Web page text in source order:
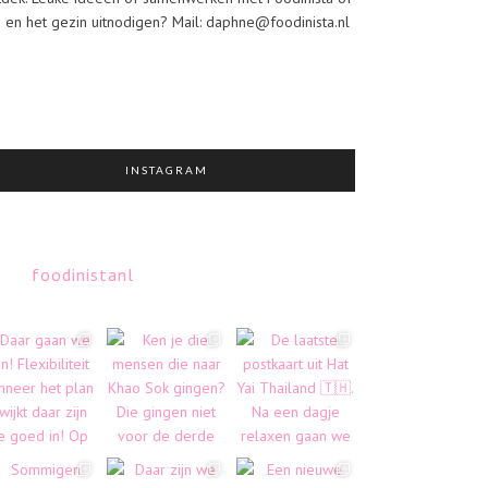
en het gezin uitnodigen? Mail: daphne@foodinista.nl
INSTAGRAM
foodinistanl